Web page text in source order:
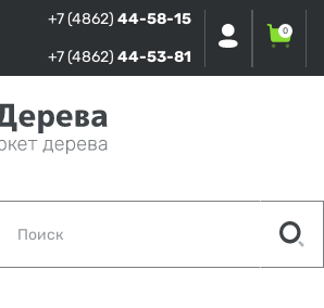
+7 (4862) 44-58-15
+7 (4862) 44-53-81
0